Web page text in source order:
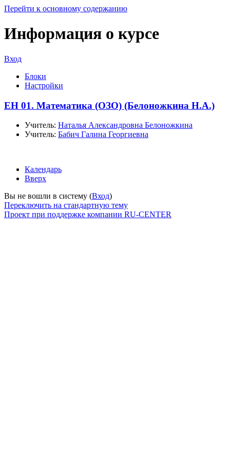
Перейти к основному содержанию
Информация о курсе
Вход
Блоки
Настройки
ЕН 01. Математика (ОЗО) (Белоножкина Н.А.)
Учитель: Наталья Александровна Белоножкина
Учитель: Бабич Галина Георгиевна
Календарь
Вверх
Вы не вошли в систему (Вход)
Переключить на стандартную тему
Проект при поддержке компании RU-CENTER